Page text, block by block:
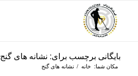
بایگانی برچسب برای: نشانه های گنج
مکان شما: خانه / نشانه های گنج